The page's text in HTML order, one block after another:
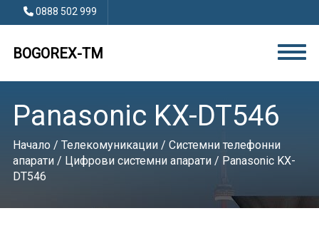
0888 502 999
BOGOREX-TM
Panasonic KX-DT546
Начало/ Телекомуникации/ Системни телефонни
апарати/ Цифрови системни апарати/ Panasonic KX-
DT546